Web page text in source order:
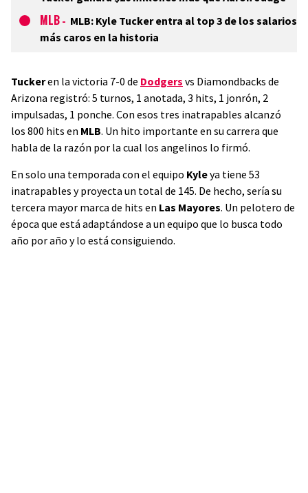
MLB - MLB: Kyle Tucker entra al top 3 de los salarios
más caros en la historia
Tuckeren la victoria 7-0 de Dodgers vs Diamondbacks de
Arizona registró: 5 turnos, 1 anotada, 3 hits, 1 jonrón, 2
impulsadas, 1 ponche. Con esos tres inatrapables alcanzó
los 800 hits en MLB. Un hito importante en su carrera que
habla de la razón por la cual los angelinos lo firmó.
En solo una temporada con el equipo Kyleya tiene 53
inatrapables y proyecta un total de 145. De hecho, sería su
tercera mayor marca de hits en Las Mayores. Un pelotero de
época que está adaptándose a un equipo que lo busca todo
año por año y lo está consiguiendo.